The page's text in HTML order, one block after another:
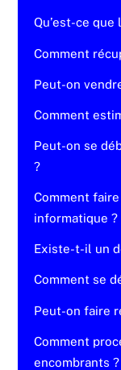
Qu’est-ce
Comment
Peut-on
Comment
Peut-on se
?
Comment
informatique ?
Existe-t-il un
Comment se
Peut-on faire
Comment
encombrants ?